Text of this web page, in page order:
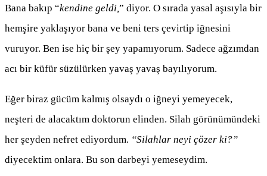
Bana bakıp “kendine geldi, ” diyor. O sırada yasal aşısıyla bir
hemşire yaklaşıyor bana ve beni ters çevirtip iğnesini
vuruyor. Ben ise hiç bir şey yapamıyorum. Sadece ağzımdan
acı bir küfür süzülürken yavaş yavaş bayılıyorum.
Eğer biraz gücüm kalmış olsaydı o iğneyi yemeyecek,
neşteri de alacaktım doktorun elinden. Silah görünümündeki
her şeyden nefret ediyordum. “Silahlar neyi çözer ki?”
diyecektim onlara. Bu son darbeyi yemeseydim.